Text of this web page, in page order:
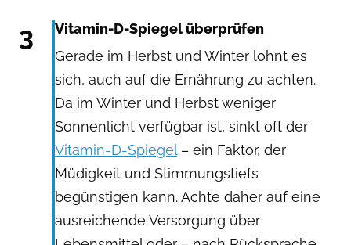
3
Vitamin-D-Spiegel überprüfen
Gerade im Herbst und Winter lohnt es
sich, auch auf die Ernährung zu achten.
Da im Winter und Herbst weniger
Sonnenlicht verfügbar ist, sinkt oft der
Vitamin-D-Spiegel– ein Faktor, der
Müdigkeit und Stimmungstiefs
begünstigen kann. Achte daher auf eine
ausreichende Versorgung über